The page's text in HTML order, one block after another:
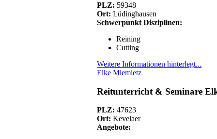
PLZ: 59348
Ort: Lüdinghausen
Schwerpunkt Disziplinen:
Reining
Cutting
Weitere Informationen hinterlegt...
Elke Miemietz
Reitunterricht & Seminare
PLZ: 47623
Ort: Kevelaer
Angebote: